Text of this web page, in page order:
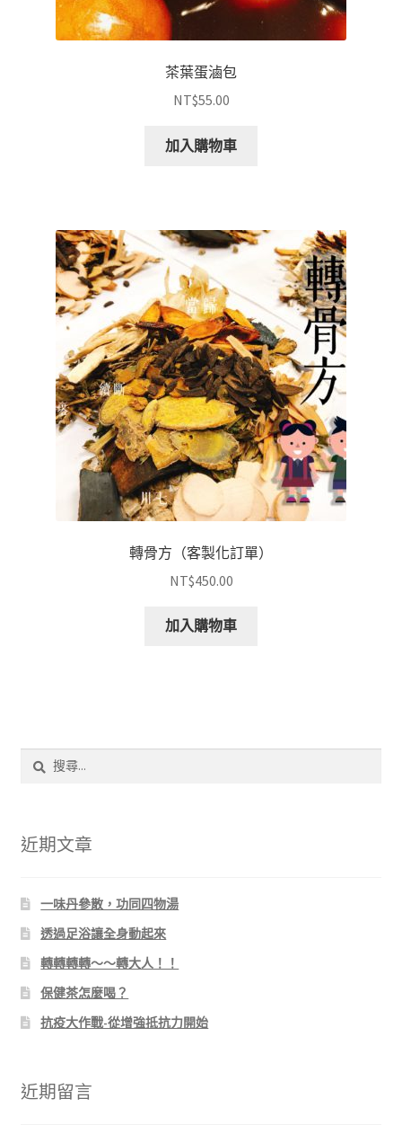
茶葉蛋滷包
NT$55.00
加入購物車
轉骨方（客製化訂單）
NT$450.00
加入購物車
字:
近期文章
一味丹參散，功同四物湯
透過足浴讓全身動起來
轉轉轉轉～～轉大人！！
保健茶怎麼喝？
抗疫大作戰-從增強抵抗力開始
近期留言